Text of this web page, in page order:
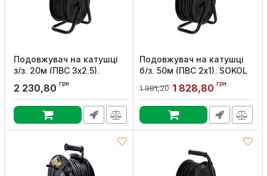
Подовжувач на катушцi
з/з, 20м (ПВС 3х2,5),
Артикул:
2 230,80 грн
Подовжувач на катушцi
б/з, 50м (ПВС 2х1), SOKOL
Артикул: 166708
1 981,20 1 828,80 грн